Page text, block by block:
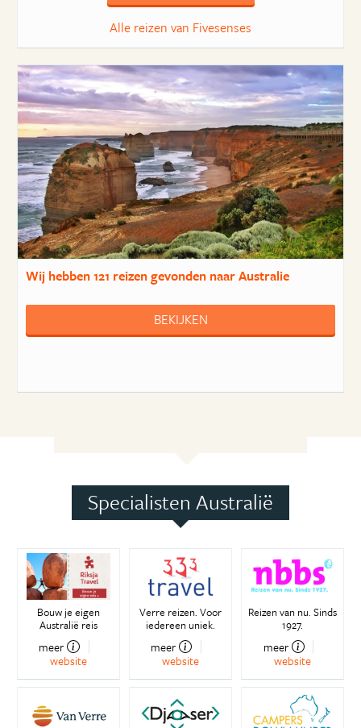
Alle reizen van Fivesenses
Wij hebben121 reizengevonden naar Australie
BEKIJKEN
Specialisten Australië
Bouw je eigen
Australië reis
meer
website
Verre reizen. Voor
iedereen uniek.
meer
website
Reizen van nu. Sinds
1927.
meer
website